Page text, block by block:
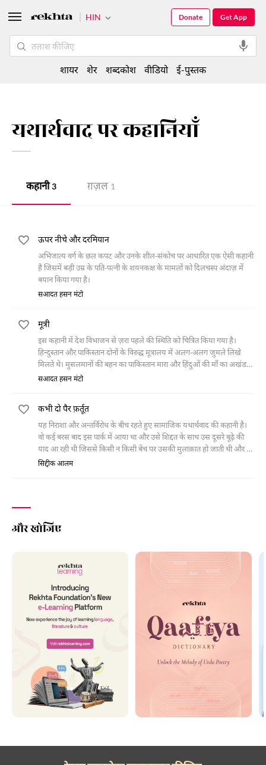
यथार्थवाद पर कहानियाँ
कहानी 3 ग़ज़ल 1
ऊपर नीचे और दरमियान
अभिजात्य वर्ग के छल कपट और उनके शील-संकोच पर आधारित एक ऐसी कहानी
है जिसमें बड़ी उम्र के पति-पत्नी के शयनकक्ष के मामलों को दिलचस्प अंदाज़ में
बयान किया गया है।
सआदत हसन मंटो
मूत्री
इस कहानी में देश विभाजन से ज़रा पहले की स्थिति को चित्रित किया गया है।
हिन्दुस्तान और पाकिस्तान दोनों के विरुद्ध मूत्रालय में अलग-अलग जुमले लिखे
मिलते थे। मुसलमानों की बहन का पाकिस्तान मारा और हिंदुओं की माँ का अखंड
हिन्दुस्तान मारा के नीचे लेखक ने दोनों की माँ का हिन्दुस्तान मारा लिख कर ये
सआदत हसन मंटो
कभी दो पैर फ़र्तूत
यह निराशा और अन्तर्विरोध के बीच रहते हुए सामाजिक यथार्थवाद की कहानी है।
वो कई बरस बाद इस पार्क में आया था और उसे शिद्दत के साथ उस दूसरे बूढ़े की
याद आ रही थी जिससे किसी न किसी बेंच पर उसकी मुलाक़ात हो जाती थी और वो
हमेशा उसका मज़ाक़ उड़ाया करता था। आश्रम में गुज़ारे गए तीन बरसों ने, जहाँ
जीना है, तुम सही मायने में ज़िंदा रहने में यक़ीन रखते हो तो तुम्हें इस शहर के शोर-
शराबे को छोड़ना होगा। इस शहर की मांगें इंसान को अंदर से खुरच-खुरच कर
सिद्दीक आलम
और खोजिए
HIN Get App
Donate
शायर शेर शब्दकोश वीडियो ई-पुस्तक